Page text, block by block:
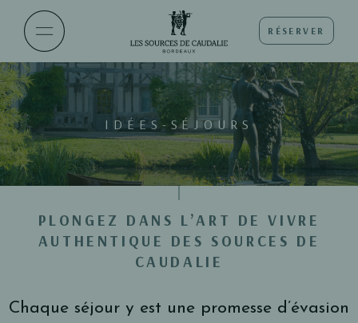
RÉSERVER
IDÉES-SÉJOURS
PLONGEZ DANS L’ART DE VIVRE
AUTHENTIQUE DES SOURCES DE
CAUDALIE
Chaque séjour y est une promesse d’évasion